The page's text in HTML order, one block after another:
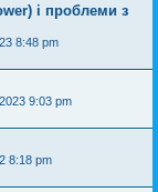
і проблеми з
8:48 pm
9:03 pm
8:18 pm